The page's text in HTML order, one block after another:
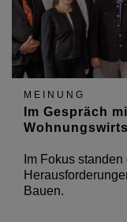
MEINUNG
Im Gespräch
Im Fokus standen
Bauen.